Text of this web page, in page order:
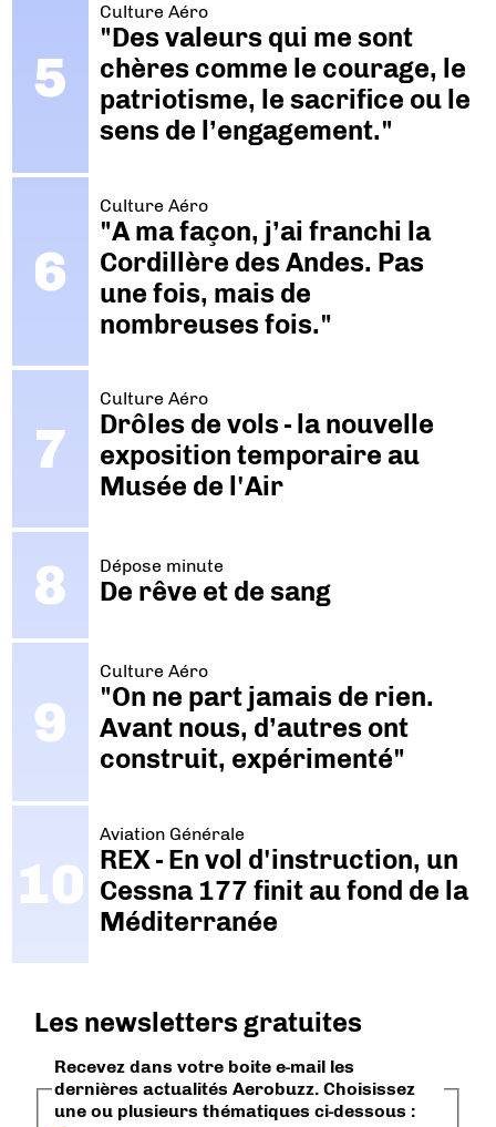
Culture Aéro
"Des valeurs qui me sont
chères comme le courage, le
patriotisme, le sacrifice ou le
sens de l’engagement."
Culture Aéro
"A ma façon, j’ai franchi la
Cordillère des Andes. Pas
une fois, mais de
nombreuses fois."
Culture Aéro
Drôles de vols - la nouvelle
exposition temporaire au
Musée de l'Air
Dépose minute
De rêve et de sang
Culture Aéro
"On ne part jamais de rien.
Avant nous, d’autres ont
construit, expérimenté"
Aviation Générale
REX - En vol d'instruction, un
Cessna 177 finit au fond de la
Méditerranée
Les newsletters gratuites
Recevez dans votre boite e-mail les
dernières actualités Aerobuzz. Choisissez
une ou plusieurs thématiques ci-dessous :